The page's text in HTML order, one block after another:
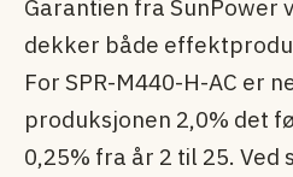
Garantien fra SunPower
dekker både
For SPR-M440-H-AC er
produksjonen 2,0% det
0,25% fra år 2 til 25. Ved